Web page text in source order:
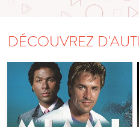
DÉCOUVREZ